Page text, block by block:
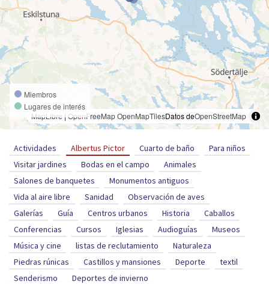
Miembros
Lugares de interés
MapLibre | OpenFreeMapOpenMapTilesDatos deOpenStreetMap
Actividades Albertus Pictor Cuarto de baño
Para niños
Visitar jardines
Bodas en el campo
Animales
Salones de banquetes
Monumentos antiguos
Vida al aire libre
Sanidad
Observación de aves
Galerías
Guía Centros urbanos Historia
Caballos
Conferencias
Cursos Iglesias Audioguías
Museos
Música y cine
listas de reclutamiento
Naturaleza
Piedras rúnicas
Castillos y mansiones Deporte
textil
Senderismo
Deportes de invierno